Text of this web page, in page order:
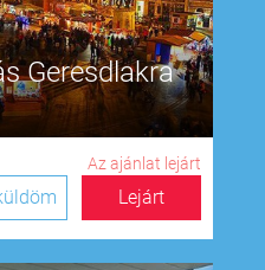
Geresdlakra
Az ajánlat lejárt
Lejárt